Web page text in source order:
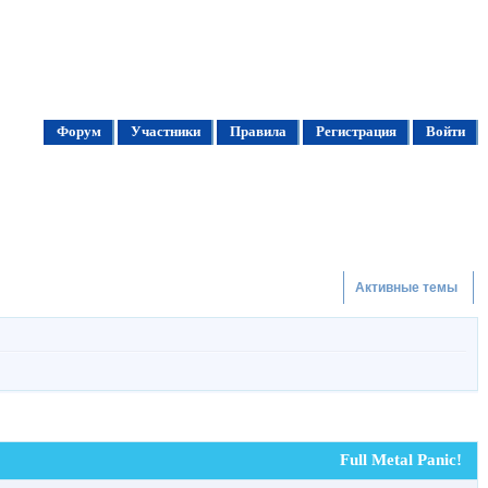
Форум Участники Правила Регистрация Войти
Активные темы
Full Metal Panic!